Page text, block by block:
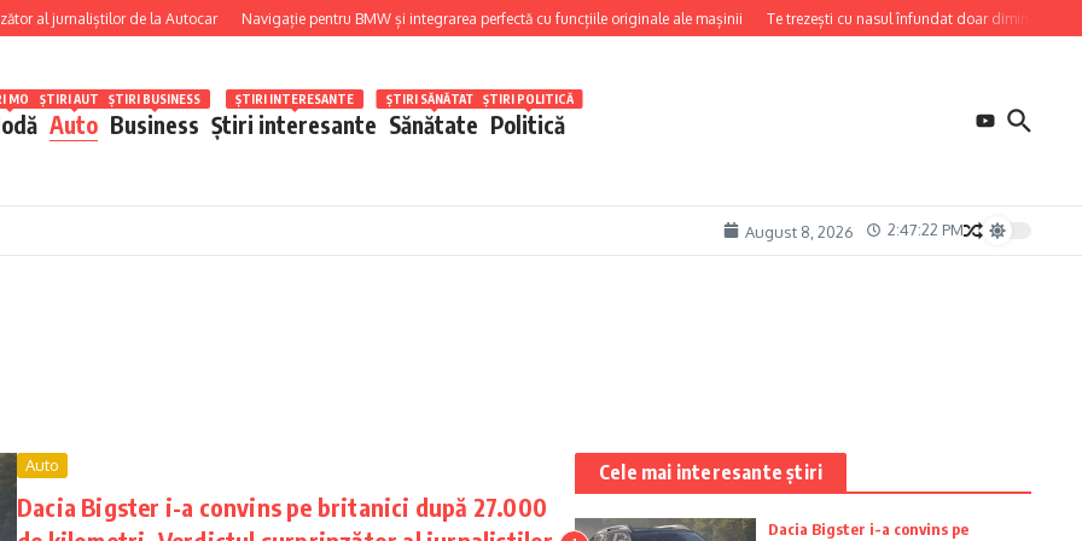
jurnaliștilor de la Autocar Navigație pentru BMW și integrarea perfectă cu funcțiile originale ale mașinii Te trezești cu nasul înfundat doar dimineața? Cauza
MODĂ
Auto
ȘTIRI AUTO
Business
ȘTIRI BUSINESS
Știri interesante
ȘTIRI INTERESANTE
Sănătate
ȘTIRI SĂNĂTATE
Politică
ȘTIRI POLITICĂ
August 8, 2026 2:47:23 PM
Auto
Dacia Bigster i-a convins pe britanici după 27.000
Cele mai interesante știri
Dacia Bigster i-a convins pe